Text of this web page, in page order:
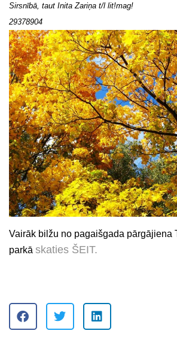
Sirsnībā, taut Inita Zariņa t/l lit!mag!
29378904
Vairāk bilžu no pagaišgada pārgājiena
parkā skaties ŠEIT.